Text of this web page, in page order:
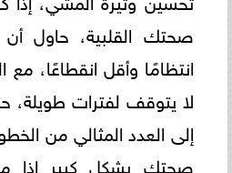
صحتك القلبية، حاول
انتظامًا وأقل انقطاعًا،
لا يتوقف لفترات طويلة،
إلى العدد المثالي من
صحتك بشكل كبير إذا